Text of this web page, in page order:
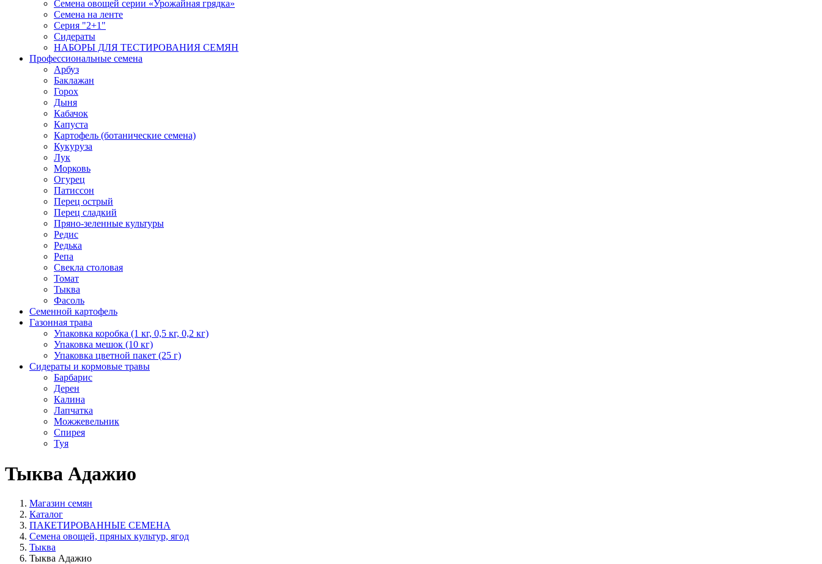
Семена овощей серии «Урожайная грядка»
Семена на ленте
Серия "2+1"
Сидераты
НАБОРЫ ДЛЯ ТЕСТИРОВАНИЯ СЕМЯН
Профессиональные семена
Арбуз
Баклажан
Горох
Дыня
Кабачок
Капуста
Картофель (ботанические семена)
Кукуруза
Лук
Морковь
Огурец
Патиссон
Перец острый
Перец сладкий
Пряно-зеленные культуры
Редис
Редька
Репа
Свекла столовая
Томат
Тыква
Фасоль
Семенной картофель
Газонная трава
Упаковка коробка (1 кг, 0,5 кг, 0,2 кг)
Упаковка мешок (10 кг)
Упаковка цветной пакет (25 г)
Сидераты и кормовые травы
Барбарис
Дерен
Калина
Лапчатка
Можжевельник
Спирея
Туя
Тыква Адажио
Магазин семян
Каталог
ПАКЕТИРОВАННЫЕ СЕМЕНА
Семена овощей, пряных культур, ягод
Тыква
Тыква Адажио